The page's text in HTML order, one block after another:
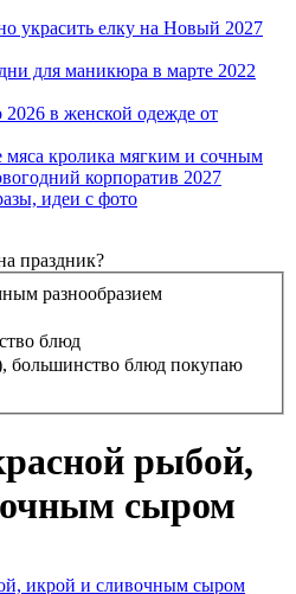
украсить елку на Новый 2027
для маникюра в марте 2022
2026 в женской одежде от
мяса кролика мягким и сочным
корпоратив 2027
идеи с фото
праздник?
разнообразием
блюд
большинство блюд покупаю
рыбой,
сыром